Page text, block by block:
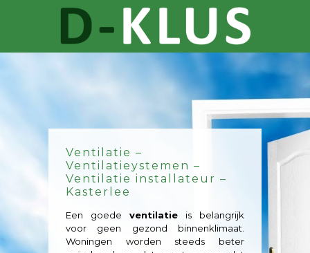
Ventilatie –
Ventilatieystemen –
Ventilatie installateur –
Kasterlee
Een goede ventilatie is belangrijk
voor geen gezond binnenklimaat.
Woningen worden steeds beter